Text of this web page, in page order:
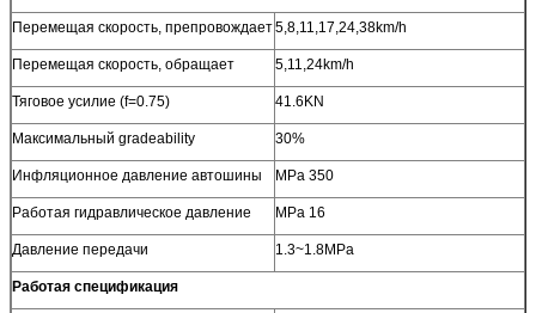
Перемещая скорость, препровождает5,8,11,17,24,38km/h
Перемещая скорость, обращает 5,11,24km/h
Тяговое усилие (f=0.75) 41.6KN
Максимальный gradeability 30%
Инфляционное давление автошины MPa 350
Работая гидравлическое давление MPa 16
Давление передачи 1.3~1.8MPa
Работая спецификация